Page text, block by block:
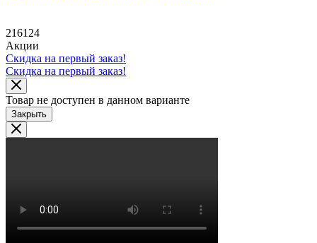
216124
Акции
Скидка на первый заказ!
Скидка на первый заказ!
Товар не доступен в данном варианте
Закрыть